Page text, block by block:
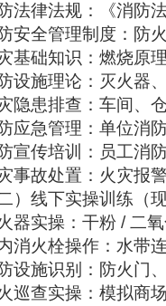
法律法规：《消防
安全管理制度：防
基础知识：燃烧原
设施理论：灭火器
隐患排查：车间、
应急管理：单位消
宣传培训：员工消
事故处置：火灾报
二）线下实操训练（
器实操：干粉 / 二
消火栓操作：水带
设施识别：防火门
巡查实操：模拟商